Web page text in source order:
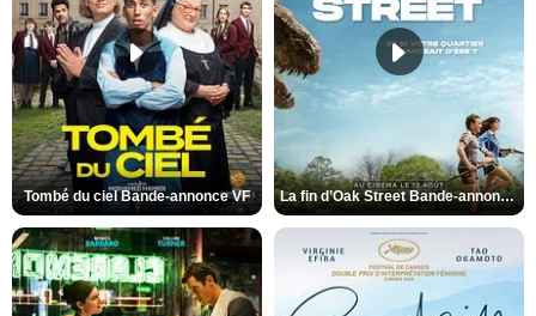
Tombé du ciel Bande-annonce VF La fin d’Oak Street Bande-annonce VO STFR